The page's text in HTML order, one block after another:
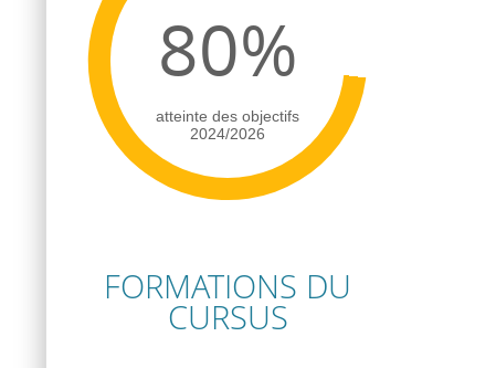
80%
atteinte des objectifs
2024/2026
FORMATIONS DU
CURSUS